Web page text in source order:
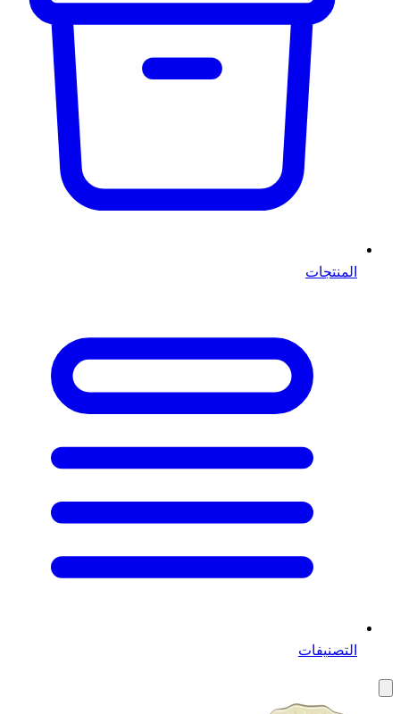
المنتجات
التصنيفات